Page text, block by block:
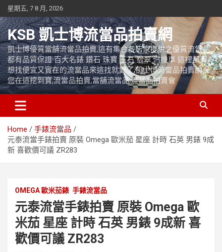
Skip
to
content
星期五, 7 8 月, 2026
KSB 凱士博流當品拍賣網
凱士博優質當舖流當品拍賣,這有集合各店家提供之優質流當品,
都有品質保證 百大名錶 鑽石 珠寶 玉石 翡翠 汽機車 這裡都有
想找便宜又實在的流當品來這找就對了,凱士博流當品拍賣網祝
您在這挖到寶,流當品拍賣,當舖流當品,流當品拍賣會
Home
手錶流當品
元泰流當手錶拍賣 原裝 Omega 歐米茄 星座 計時 石英 男錶 9成
新 喜歡價可議 ZR283
OMEGA 歐米茄錶 手錶流當品
元泰流當手錶拍賣 原裝 Omega 歐
米茄 星座 計時 石英 男錶 9成新 喜
歡價可議 ZR283